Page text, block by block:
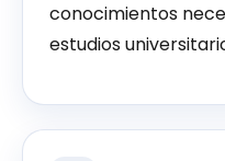
conocimientos
estudios